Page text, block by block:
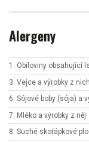
Alergeny
1. Obiloviny obsahující
3. Vejce a výrobky z nich
6. Sójové boby (sója) a
7. Mléko a výrobky z něj
8. Suché skořápkové